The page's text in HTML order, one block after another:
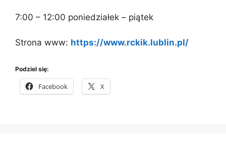
7:00 – 12:00 poniedziałek – piątek
Strona www: https://www.rckik.lublin.pl/
Podziel się:
Facebook X